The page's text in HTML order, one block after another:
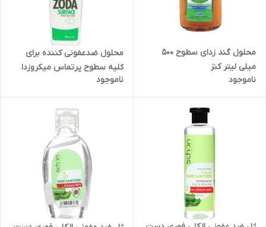
محلول گند زدای سطوح 500
میلی لیتر کنز
ناموجود
محلول ضدعفونی کننده برای
کلیه سطوح پرتماس میکروزدا
ناموجود